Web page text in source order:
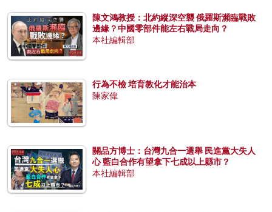
陳文鴻教授：北約縱深空襲 俄羅斯瀕臨戰敗
邊緣？中國零部件能左右戰局走向？
本社編輯部
行為不檢 培育教化才能治本
陳家偉
關品方博士：台灣九合一選舉 民進黨大失人
心 藍白合作有望拿下七成以上縣市？
本社編輯部